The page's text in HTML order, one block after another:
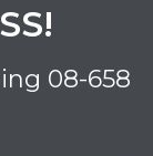
08-658